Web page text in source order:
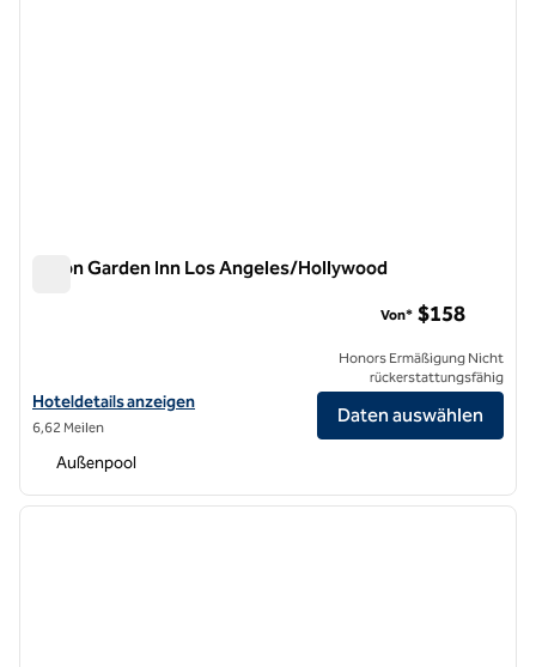
Hilton Garden Inn Los Angeles/Hollywood
Hoteldetails für das Hilton Garden Inn Los Angeles/Hollywood
Hoteldetails anzeigen
6,62 Meilen
Von* $158
Honors Ermäßigung Nicht
rückerstattungsfähig
Daten auswählen
Außenpool
1 von 12